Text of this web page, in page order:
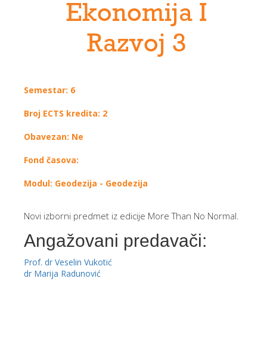
Ekonomija I
Razvoj 3
Semestar: 6
Broj ECTS kredita: 2
Obavezan: Ne
Fond časova:
Modul: Geodezija - Geodezija
Novi izborni predmet iz edicije More Than No Normal.
Angažovani predavači:
Prof. dr Veselin Vukotić
dr Marija Radunović